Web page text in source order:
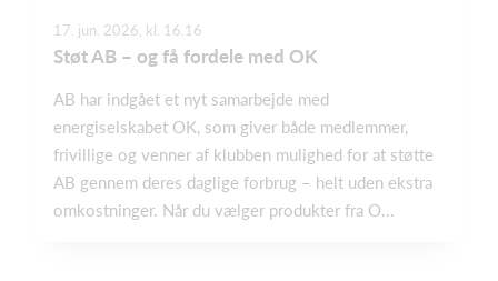
17. jun. 2026, kl. 16.16
Støt AB – og få fordele med OK
AB har indgået et nyt samarbejde med
energiselskabet OK, som giver både medlemmer,
frivillige og venner af klubben mulighed for at støtte
AB gennem deres daglige forbrug – helt uden ekstra
omkostninger. Når du vælger produkter fra O...